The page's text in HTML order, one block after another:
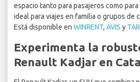
espacio tanto para pasajeros como
ideal para viajes en familia o grupos de
Está disponible en WINRENT, AVIS y
Experimenta la
Renault Kadjar en